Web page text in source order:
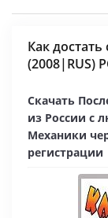
Как
(2008|RUS)
Скачать
из России с
Механики
регистрации